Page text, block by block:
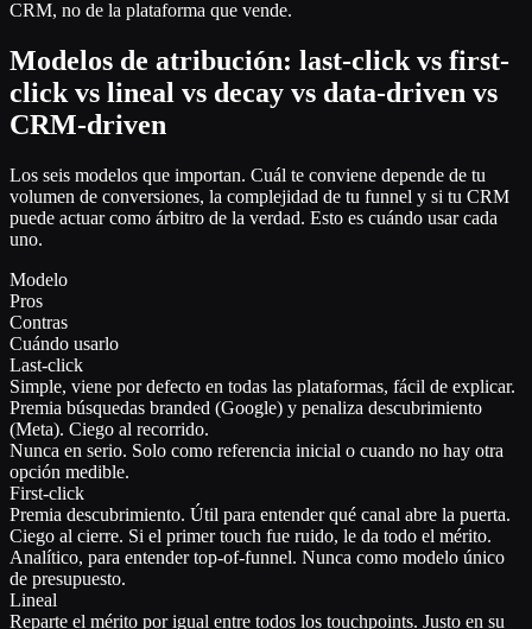
CRM, no de la plataforma que vende.
Modelos de atribución: last-click vs first-
click vs lineal vs decay vs data-driven vs
CRM-driven
Los seis modelos que importan. Cuál te conviene depende de tu
volumen de conversiones, la complejidad de tu funnel y si tu CRM
puede actuar como árbitro de la verdad. Esto es cuándo usar cada
uno.
Modelo
Pros
Contras
Cuándo usarlo
Last-click
Simple, viene por defecto en todas las plataformas, fácil de explicar.
Premia búsquedas branded (Google) y penaliza descubrimiento
(Meta). Ciego al recorrido.
Nunca en serio. Solo como referencia inicial o cuando no hay otra
opción medible.
First-click
Premia descubrimiento. Útil para entender qué canal abre la puerta.
Ciego al cierre. Si el primer touch fue ruido, le da todo el mérito.
Analítico, para entender top-of-funnel. Nunca como modelo único
de presupuesto.
Lineal
Reparte el mérito por igual entre todos los touchpoints. Justo en su